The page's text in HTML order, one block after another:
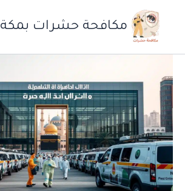
المحتوى
مكافحة حشرات بمكة